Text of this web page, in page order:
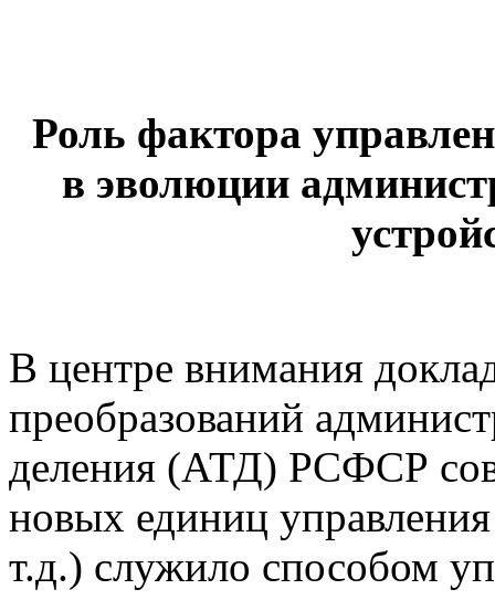
Роль фактора
в эволюции
В центре внимания
преобразований
деления (АТД) РСФСР
новых единиц
т.д.) служило способом